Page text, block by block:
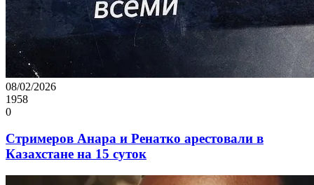
08/02/2026
1958
0
Стримеров Анара и Ренатко арестовали в
Казахстане на 15 суток